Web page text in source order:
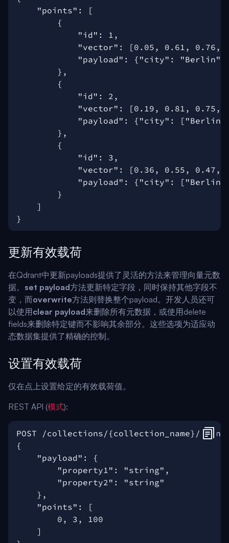
更新有效载荷
在Qdrant中更新payloads提供了灵活的方法来管理向量元数
据。 set payload方法更新特定字段，同时保持其他字段不
变，而overwrite方法则替换整个payload。开发人员还可
以使用clear payload来删除所有元数据，或使用delete
fields来删除特定键而不影响其余部分。这些选项为适应动
态数据集提供了精确的控制。
设置有效载荷
仅在点上设置给定的有效载荷值。
REST API (模式):